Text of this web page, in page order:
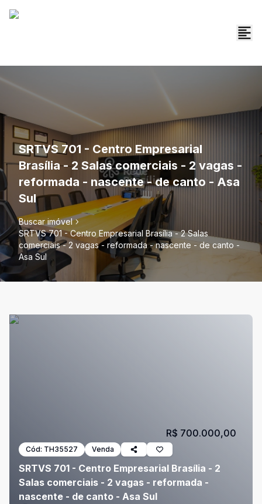
SRTVS 701 - Centro Empresarial
Brasília - 2 Salas comerciais - 2 vagas -
reformada - nascente - de canto - Asa
Sul
Buscar imóvel
SRTVS 701 - Centro Empresarial Brasília - 2 Salas
comerciais - 2 vagas - reformada - nascente - de canto -
Asa Sul
Cód: TH35527 Venda
SRTVS 701 - Centro Empresarial Brasília - 2
Salas comerciais - 2 vagas - reformada -
nascente - de canto - Asa Sul
R$ 700.000,00